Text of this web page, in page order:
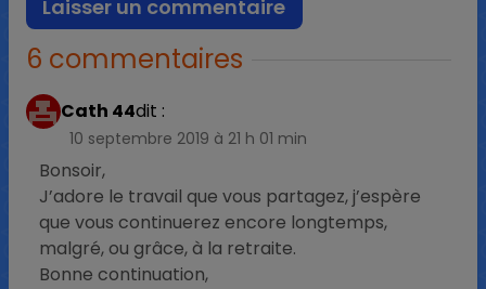
6 commentaires
Cath 44dit :
10 septembre 2019 à 21 h 01 min
Bonsoir,
J’adore le travail que vous partagez, j’espère
que vous continuerez encore longtemps,
malgré, ou grâce, à la retraite.
Bonne continuation,